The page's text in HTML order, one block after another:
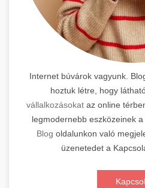
Internet búvárok vagyunk.
hoztuk létre, hogy
vállalkozásokat az online
legmodernebb eszközeinek
Blog oldalunkon való
üzenetedet a